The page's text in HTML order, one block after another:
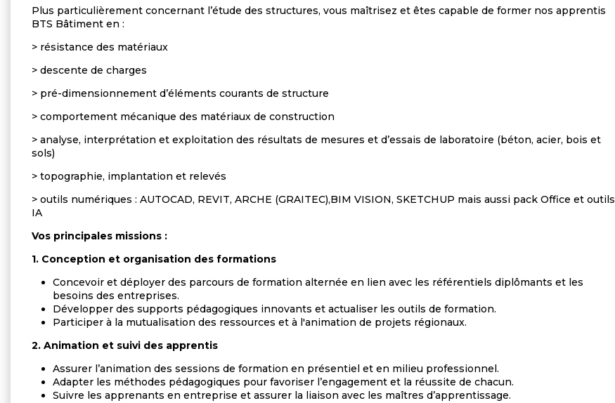
Plus particulièrement concernant l’étude des structures, vous maîtrisez et êtes capable de former nos apprentis
BTS Bâtiment en :
> résistance des matériaux
> descente de charges
> pré-dimensionnement d’éléments courants de structure
> comportement mécanique des matériaux de construction
> analyse, interprétation et exploitation des résultats de mesures et d’essais de laboratoire (béton, acier, bois et
sols)
> topographie, implantation et relevés
> outils numériques : AUTOCAD, REVIT, ARCHE (GRAITEC),BIM VISION, SKETCHUP mais aussi pack Office et outils
IA
Vos principales missions :
1. Conception et organisation des formations
Concevoir et déployer des parcours de formation alternée en lien avec les référentiels diplômants et les
besoins des entreprises.
Développer des supports pédagogiques innovants et actualiser les outils de formation.
Participer à la mutualisation des ressources et à l'animation de projets régionaux.
2. Animation et suivi des apprentis
Assurer l’animation des sessions de formation en présentiel et en milieu professionnel.
Adapter les méthodes pédagogiques pour favoriser l’engagement et la réussite de chacun.
Suivre les apprenants en entreprise et assurer la liaison avec les maîtres d’apprentissage.